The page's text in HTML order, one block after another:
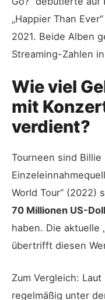
„Happier Than
2021. Beide Alben
Streaming-Zahlen
Wie viel
mit
verdient?
Tourneen sind
World Tour“ (2022)
70 Millionen US-
haben. Die aktuelle
übertrifft diesen
Zum Vergleich:
regelmäßig unter